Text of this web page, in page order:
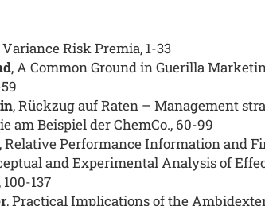
Risk Premia, 1-33
, A Common Ground in Guerilla
, Rückzug auf Raten – Management
am Beispiel der ChemCo., 60-99
Relative Performance Information and
and Experimental Analysis of
137
, Practical Implications of the